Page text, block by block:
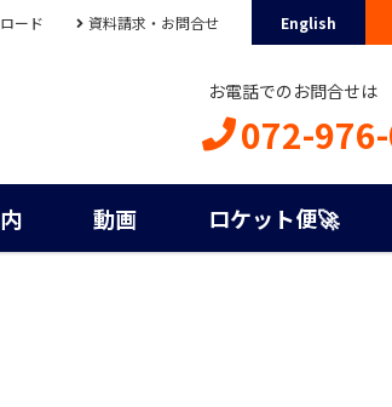
ード 資料請求・お問合せ English
お電話でのお問合せは
072-
動画 ロケット便🚀